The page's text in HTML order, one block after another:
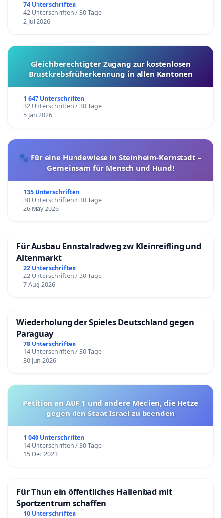
74 Unterschriften
42 Unterschriften / 30 Tage
2 Jul 2026
Gleichberechtigter Zugang zur kostenlosen
Brustkrebsfrüherkennung in allen Kantonen
1 647 Unterschriften
32 Unterschriften / 30 Tage
5 Jan 2026
🐾 Für eine Hundewiese in Steinheim-Kernstadt –
Gemeinsam für Mensch und Hund!
135 Unterschriften
30 Unterschriften / 30 Tage
26 May 2026
Für Ausbau Ennstalradweg zw Kleinreifling und
Altenmarkt
22 Unterschriften
22 Unterschriften / 30 Tage
7 Aug 2026
Wiederholung der Spieles Deutschland gegen
Paraguay
78 Unterschriften
14 Unterschriften / 30 Tage
30 Jun 2026
Petition an AUF 1 und andere Medien, die Hetze
gegen den Staat Israel zu beenden
1 040 Unterschriften
14 Unterschriften / 30 Tage
15 Dec 2023
Für Thun ein öffentliches Hallenbad mit
Sportzentrum schaffen
10 Unterschriften